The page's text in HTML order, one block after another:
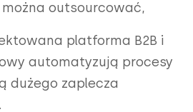
można outsourcować,
platforma B2B i
automatyzują procesy
dużego zaplecza